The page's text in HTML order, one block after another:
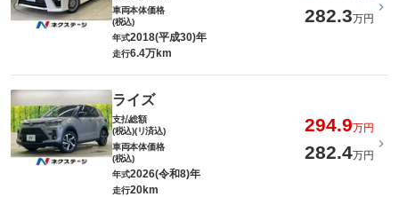
車両本体価格
(税込)
282.3万円
年式2018(平成30)年
走行6.4万km
ライズ
支払総額
(税込)(リ済込)
294.9万円
車両本体価格
(税込)
282.4万円
年式2026(令和8)年
走行20km